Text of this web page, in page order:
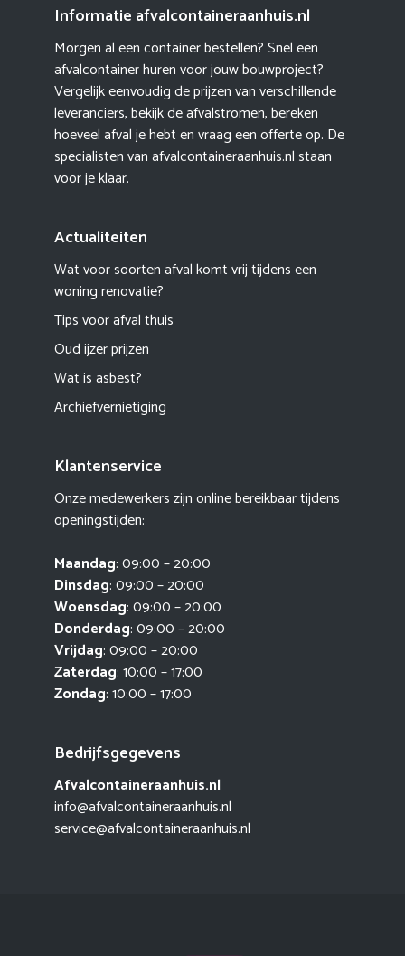
Informatie afvalcontaineraanhuis.nl
Morgen al een container bestellen? Snel een
afvalcontainer huren voor jouw bouwproject?
Vergelijk eenvoudig de prijzen van verschillende
leveranciers, bekijk de afvalstromen, bereken
hoeveel afval je hebt en vraag een offerte op. De
specialisten van afvalcontaineraanhuis.nl staan
voor je klaar.
Actualiteiten
Wat voor soorten afval komt vrij tijdens een
woning renovatie?
Tips voor afval thuis
Oud ijzer prijzen
Wat is asbest?
Archiefvernietiging
Klantenservice
Onze medewerkers zijn online bereikbaar tijdens
openingstijden:
Maandag: 09:00 – 20:00
Dinsdag: 09:00 – 20:00
Woensdag: 09:00 – 20:00
Donderdag: 09:00 – 20:00
Vrijdag: 09:00 – 20:00
Zaterdag: 10:00 – 17:00
Zondag: 10:00 – 17:00
Bedrijfsgegevens
Afvalcontaineraanhuis.nl
info@afvalcontaineraanhuis.nl
service@afvalcontaineraanhuis.nl